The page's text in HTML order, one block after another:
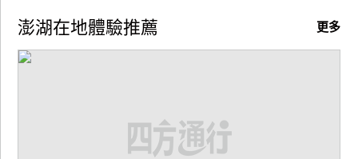
更多
澎湖在地體驗推薦